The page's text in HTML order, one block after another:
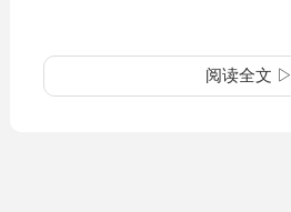
阅读全文 ▷